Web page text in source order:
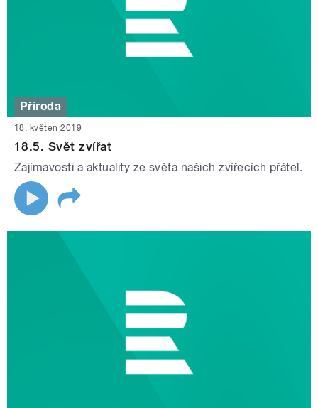
Příroda
18. květen 2019
18.5. Svět zvířat
Zajímavosti a aktuality ze světa našich zvířecích přátel.